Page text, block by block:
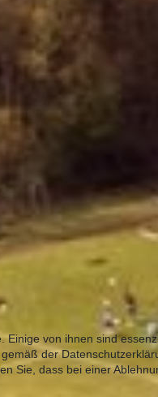
Einige von ihnen sind
der
Sie, dass bei einer